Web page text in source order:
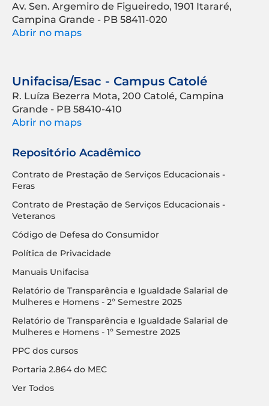
Av. Sen. Argemiro de Figueiredo, 1901 Itararé,
Campina Grande - PB 58411-020
Abrir no maps
Unifacisa/Esac - Campus Catolé
R. Luíza Bezerra Mota, 200 Catolé, Campina
Grande - PB 58410-410
Abrir no maps
Repositório Acadêmico
Contrato de Prestação de Serviços Educacionais -
Feras
Contrato de Prestação de Serviços Educacionais -
Veteranos
Código de Defesa do Consumidor
Política de Privacidade
Manuais Unifacisa
Relatório de Transparência e Igualdade Salarial de
Mulheres e Homens - 2º Semestre 2025
Relatório de Transparência e Igualdade Salarial de
Mulheres e Homens - 1º Semestre 2025
PPC dos cursos
Portaria 2.864 do MEC
Ver Todos